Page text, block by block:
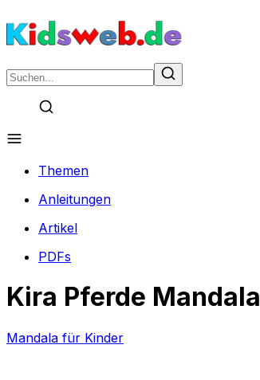
Themen
Anleitungen
Artikel
PDFs
Kira Pferde Mandala
Mandala für Kinder